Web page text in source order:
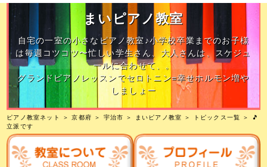
まいピアノ教室
自宅の一室の小さなピアノ教室♪小学校卒業までのお子様
は毎週コツコツ〜忙しい学生さん、大人さんは、スケジュ
ールに合わせて、。
グランドピアノレッスンでセロトニン=幸せホルモン増や
しましょー
ピアノ教室ネット ＞京都府 ＞ 宇治市 ＞ まいピアノ教室 ＞ トピックス一覧
＞ 🎵
立派です